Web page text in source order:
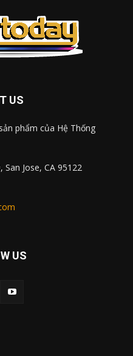
US
phẩm của Hệ Thống
Jose, CA 95122
US